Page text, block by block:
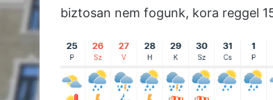
biztosan nem fogunk, kora reggel